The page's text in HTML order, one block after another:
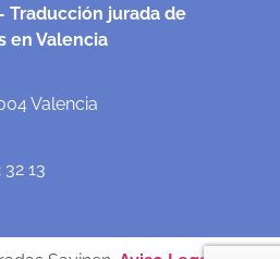
Traducción jurada de
en Valencia
Valencia
13